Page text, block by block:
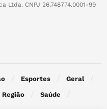
Ltda. CNPJ 26.748774.0001-99
Esportes Geral
Região Saúde